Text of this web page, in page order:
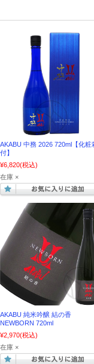
AKABU 中務 2026 720ml【化粧
付】
¥6,820(税込)
在庫 ×
AKABU 純米吟醸 結の香
NEWBORN 720ml
¥2,970(税込)
在庫 ×